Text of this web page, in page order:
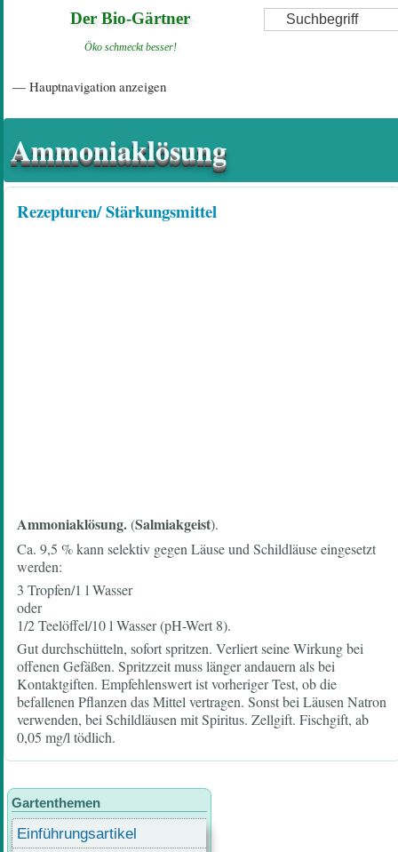
Suche
Der Bio-Gärtner
Öko schmeckt besser!
— Hauptnavigation anzeigen
Ammoniaklösung
Rezepturen/ Stärkungsmittel
Ammoniaklösung.(Salmiakgeist).
Ca. 9,5 % kann selektiv gegen Läuse und Schildläuse eingesetzt
werden:
3 Tropfen/1 l Wasser
oder
1/2 Teelöffel/10 l Wasser (pH-Wert 8).
Gut durchschütteln, sofort spritzen. Verliert seine Wirkung bei
offenen Gefäßen. Spritzzeit muss länger andauern als bei
Kontaktgiften. Empfehlenswert ist vorheriger Test, ob die
befallenen Pflanzen das Mittel vertragen. Sonst bei Läusen Natron
verwenden, bei Schildläusen mit Spiritus. Zellgift. Fischgift, ab
0,05 mg/l tödlich.
Gartenthemen
Einführungsartikel